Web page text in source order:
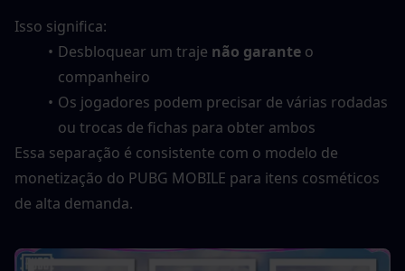
Isso significa:
Desbloquear um traje não garante o
companheiro
Os jogadores podem precisar de várias rodadas
ou trocas de fichas para obter ambos
Essa separação é consistente com o modelo de
monetização do PUBG MOBILE para itens cosméticos
de alta demanda.